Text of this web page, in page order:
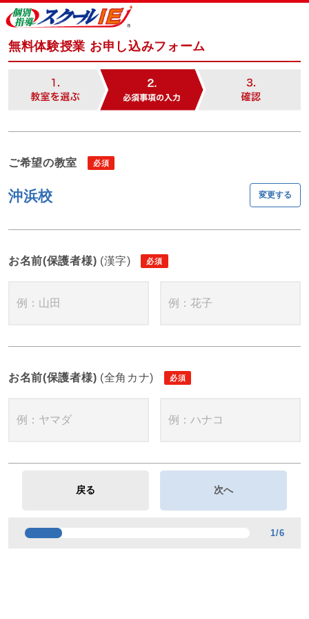
無料体験授業 お申し込みフォーム
ご希望の教室
沖浜校 変更する
お名前(保護者様) (漢字)
お名前(保護者様) (全角カナ)
1/6